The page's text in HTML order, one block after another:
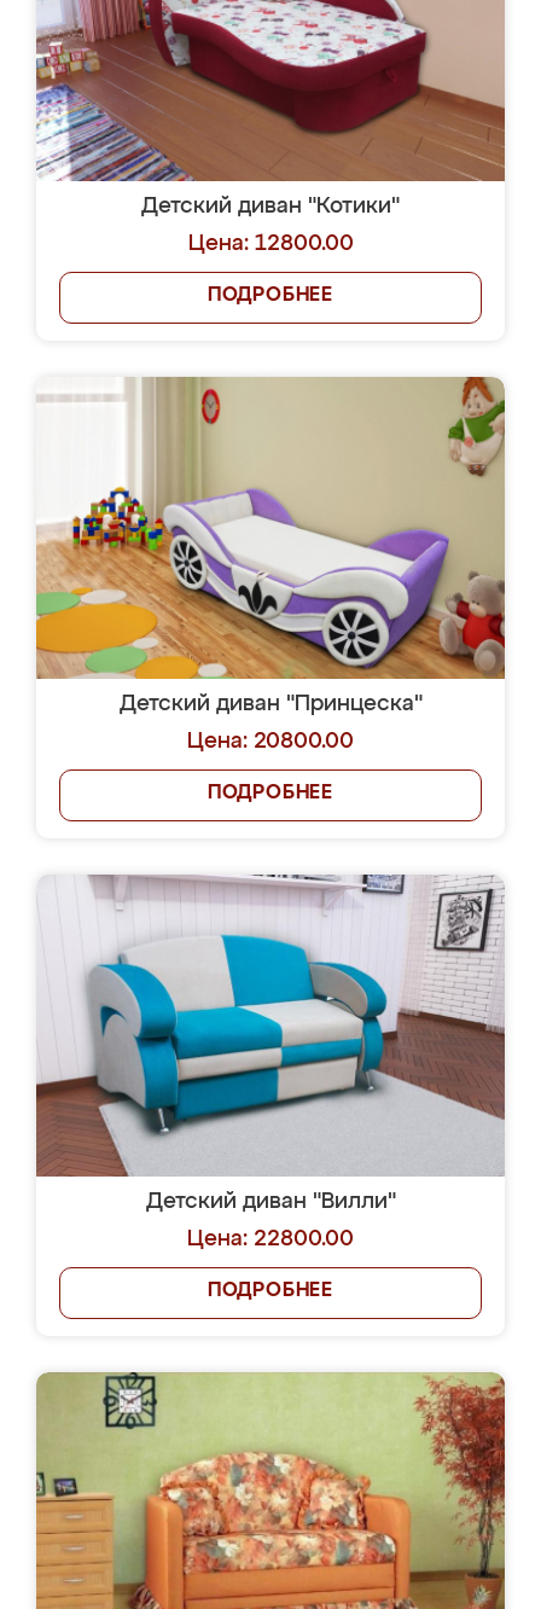
Детский диван "Котики"
Цена: 12800.00
ПОДРОБНЕЕ
Детский диван "Принцеска"
Цена: 20800.00
ПОДРОБНЕЕ
Детский диван "Вилли"
Цена: 22800.00
ПОДРОБНЕЕ